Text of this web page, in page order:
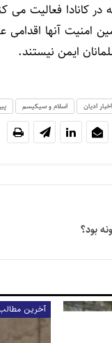
کانادا فعالیت می
امنیت آنها
ایمن نیستند.
اخبار ادیان اسلام و سیکیسم
بود؟
آخرین